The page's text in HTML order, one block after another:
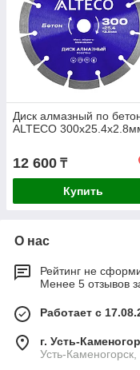
Диск алмазный по
ALTECO
12 600 ₸
Купить
О нас
Рейтинг не
Менее 5 отзывов
Работает с
г. Усть-
Усть-Каменогорск,